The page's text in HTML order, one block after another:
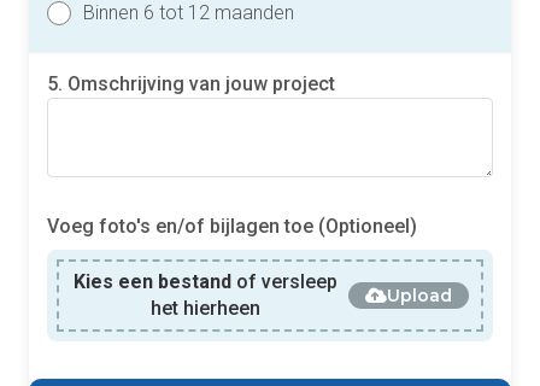
Binnen 6 tot 12 maanden
5. Omschrijving van jouw project
Voeg foto's en/of bijlagen toe (Optioneel)
Kies een bestand of versleep
het hierheen
Upload